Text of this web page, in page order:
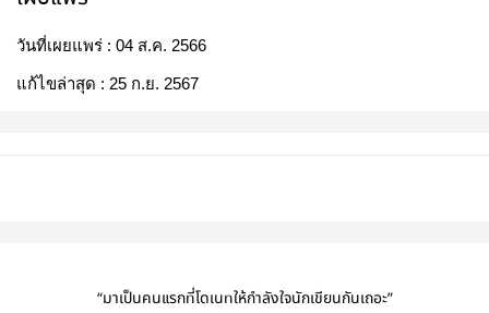
วันที่เผยแพร่ : 04 ส.ค. 2566
แก้ไขล่าสุด : 25 ก.ย. 2567
“มาเป็นคนแรกที่โดเนทให้กำลังใจนักเขียนกันเถอะ”